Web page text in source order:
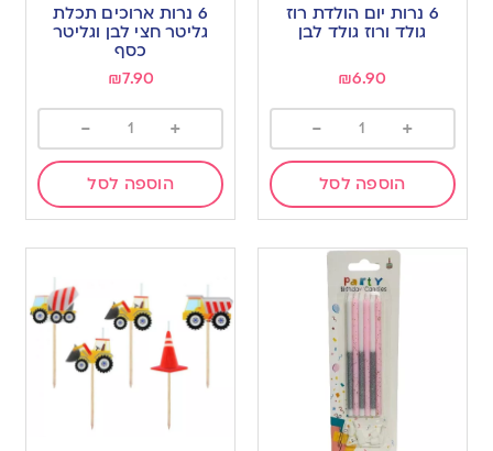
6 נרות יום הולדת רוז
גולד ורוז גולד לבן
₪6.90
+
-
הוספה לסל
6 נרות ארוכים תכלת
גליטר חצי לבן וגליטר
כסף
₪7.90
+
-
הוספה לסל